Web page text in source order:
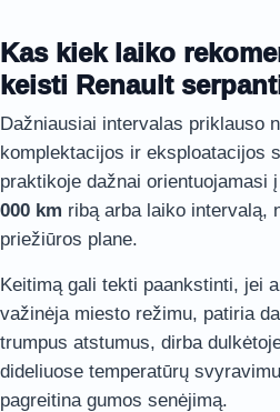
Kas kiek laiko
keisti Renault
Dažniausiai intervalas priklauso
komplektacijos ir eksploatacijos
praktikoje dažnai orientuojamasi į
000 km ribą arba laiko intervalą,
priežiūros plane.
Keitimą gali tekti paankstinti, jei
važinėja miesto režimu, patiria
trumpus atstumus, dirba
dideliuose temperatūrų
pagreitina gumos senėjimą.